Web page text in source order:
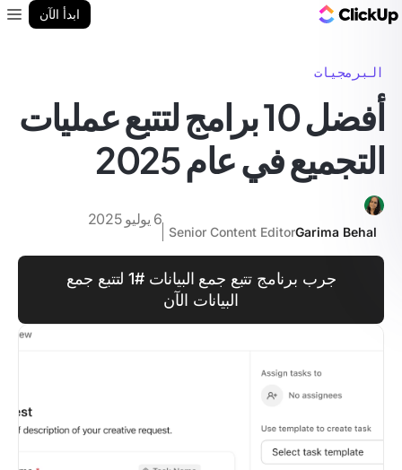
ابدأ الآن
البرمجيات
أفضل 10 برامج لتتبع عمليات
التجميع في عام 2025
Garima Behal
Senior Content Editor
6 يوليو 2025
جرب برنامج تتبع جمع البيانات #1 لتتبع جمع
البيانات الآن